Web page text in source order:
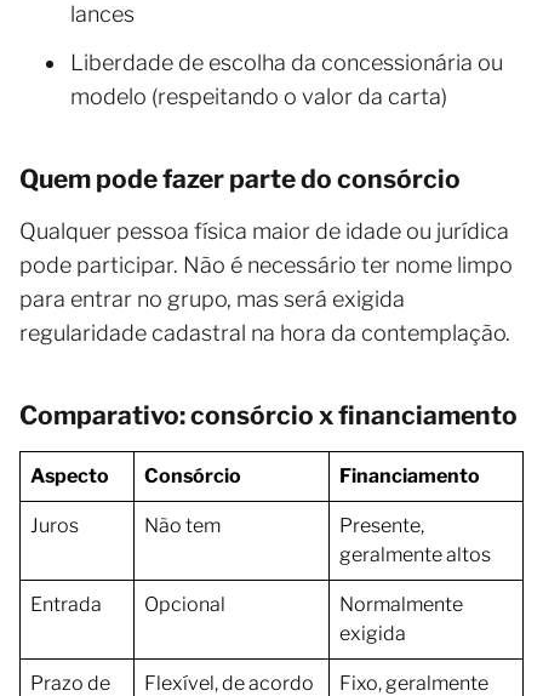
lances
Liberdade de escolha da concessionária ou
modelo (respeitando o valor da carta)
Quem pode fazer parte do consórcio
Qualquer pessoa física maior de idade ou jurídica
pode participar. Não é necessário ter nome limpo
para entrar no grupo, mas será exigida
regularidade cadastral na hora da contemplação.
Comparativo: consórcio x financiamento
Aspecto Consórcio Financiamento
Juros Não tem
Presente,
geralmente altos
Entrada Opcional
Normalmente
exigida
Prazo de
Flexível, de acordo
Fixo, geralmente